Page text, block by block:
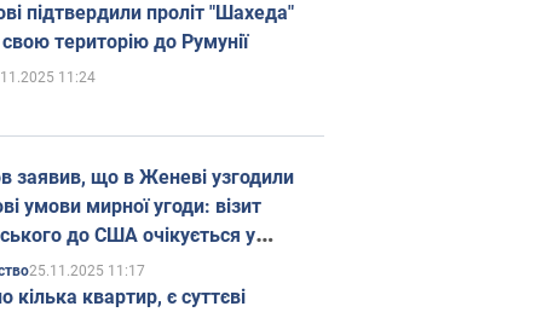
підтвердили проліт "Шахеда"
територію до Румунії
11:24
заявив, що в Женеві узгодили
умови мирної угоди: візит
до США очікується у
25.11.2025 11:17
кілька квартир, є суттєві